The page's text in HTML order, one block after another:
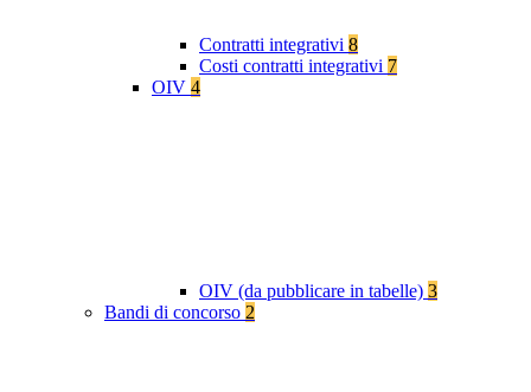
Contratti integrativi 8
Costi contratti integrativi 7
OIV 4
OIV (da pubblicare in tabelle) 3
Bandi di concorso 2